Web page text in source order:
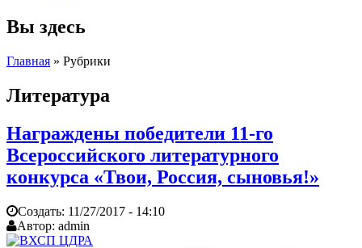
Вы здесь
Главная » Рубрики
Литература
Награждены победители 11-го
Всероссийского литературного
конкурса «Твои, Россия, сыновья!»
Создать: 11/27/2017 - 14:10
Автор: admin